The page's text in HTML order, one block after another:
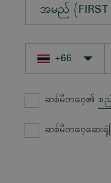
အမည် (FIRST
ဆစ်မီတဝေ့၏ စ
ဆစ်မီတဝေ့ဆေးရုံ